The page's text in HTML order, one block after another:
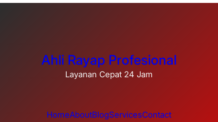
Ahli Rayap Profesional
Layanan Cepat 24 Jam
HomeAboutBlogServicesContact